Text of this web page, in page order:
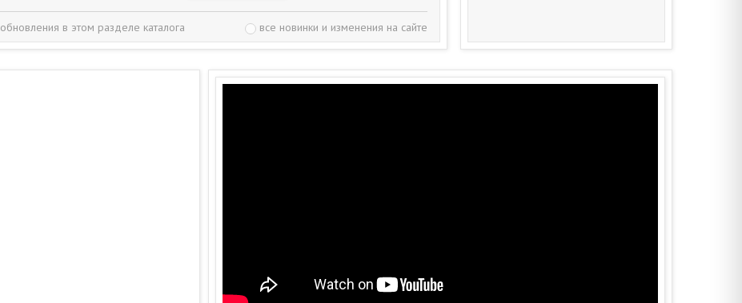
обновления в этом разделе каталога все новинки и изменения на сайте